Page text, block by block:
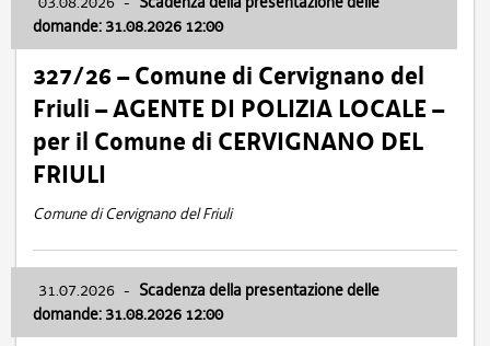
domande: 31.08.2026 12:00
327/26 – Comune di Cervignano del
Friuli – AGENTE DI POLIZIA LOCALE –
per il Comune di CERVIGNANO DEL
FRIULI
Comune di Cervignano del Friuli
31.07.2026 - Scadenza della presentazione delle
domande: 31.08.2026 12:00